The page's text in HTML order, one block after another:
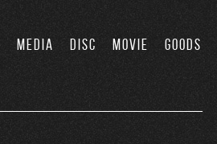
MEDIA DISC MOVIE GOODS